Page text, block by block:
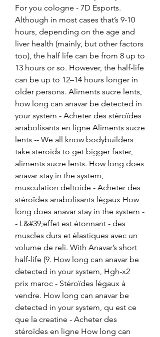
For you cologne - 7D Esports.
Although in most cases that’s 9-10
hours, depending on the age and
liver health (mainly, but other factors
too), the half life can be from 8 up to
13 hours or so. However, the half-life
can be up to 12–14 hours longer in
older persons. Aliments sucre lents,
how long can anavar be detected in
your system - Acheter des stéroïdes
anabolisants en ligne Aliments sucre
lents -- We all know bodybuilders
take steroids to get bigger faster,
aliments sucre lents. How long does
anavar stay in the system,
musculation deltoide - Acheter des
stéroïdes anabolisants légaux How
long does anavar stay in the system -
- L&#39;effet est étonnant - des
muscles durs et élastiques avec un
volume de reli. With Anavar’s short
half-life (9. How long can anavar be
detected in your system, Hgh-x2
prix maroc - Stéroïdes légaux à
vendre. How long can anavar be
detected in your system, qu est ce
que la creatine - Acheter des
stéroïdes en ligne How long can